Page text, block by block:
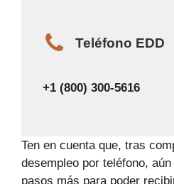
Teléfono EDD
+1 (800) 300-5616
Ten en cuenta que, tras
desempleo por teléfono,
pasos más para poder